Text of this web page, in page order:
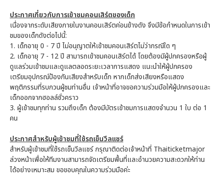
ประกาศเกี่ยวกับการเข้าชมคอนเสิร์ตของเด็ก
เนื่องจากระดับเสียงภายในงานคอนเสิร์ตค่อนข้างดัง จึงมีข้อกำหนดในการเข้า
ชมของเด็กดังต่อไปนี้:
1. เด็กอายุ 0 - 7 ปี ไม่อนุญาตให้เข้าชมคอนเสิร์ตไม่ว่ากรณีใด ๆ
2. เด็กอายุ 7 - 12 ปี สามารถเข้าชมคอนเสิร์ตได้ โดยต้องมีผู้ปกครองหรือผู้
ดูแลร่วมเข้าชมและดูแลตลอดระยะเวลาการแสดง แนะนำให้ผู้ปกครอง
เตรียมอุปกรณ์ป้องกันเสียงสำหรับเด็ก หากเด็กส่งเสียงหรือแสดง
พฤติกรรมที่รบกวนผู้ชมท่านอื่น เจ้าหน้าที่อาจขอความร่วมมือให้ผู้ปกครองและ
เด็กออกจากฮอลล์ชั่วคราว
3. ผู้เข้าชมทุกท่าน รวมถึงเด็ก ต้องมีบัตรเข้าชมการแสดงจำนวน 1 ใบ ต่อ 1
คน
ประกาศสำหรับผู้เข้าชมที่ใช้รถเข็นวีลแชร์
สำหรับผู้เข้าชมที่ใช้รถเข็นวีลแชร์ กรุณาติดต่อเจ้าหน้าที่ Thaiticketmajor
ล่วงหน้าเพื่อให้ทีมงานสามารถจัดเตรียมพื้นที่และอำนวยความสะดวกให้ท่าน
ได้อย่างเหมาะสม ขอขอบคุณในความร่วมมือค่ะ